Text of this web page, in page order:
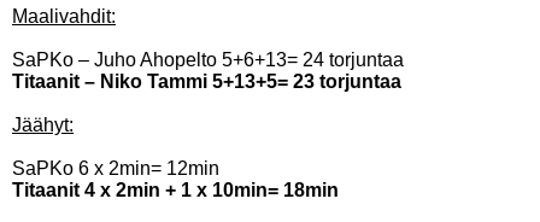
Maalivahdit:
SaPKo – Juho Ahopelto 5+6+13= 24 torjuntaa
Titaanit – Niko Tammi 5+13+5= 23 torjuntaa
Jäähyt:
SaPKo 6 x 2min= 12min
Titaanit 4 x 2min + 1 x 10min= 18min